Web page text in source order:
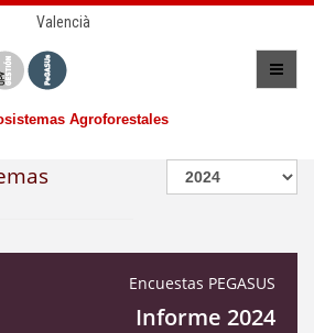
Valencià
Agroforestales
Encuestas PEGASUS
Informe 2024